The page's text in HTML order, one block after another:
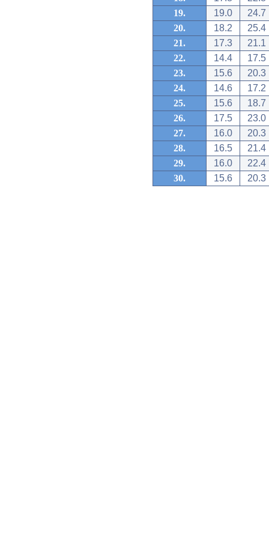
19.
19.0
24.7
20.
18.2
25.4
21.
17.3
21.1
22.
14.4
17.5
23.
15.6
20.3
24.
14.6
17.2
25.
15.6
18.7
26.
17.5
23.0
27.
16.0
20.3
28.
16.5
21.4
29.
16.0
22.4
30.
15.6 20.3